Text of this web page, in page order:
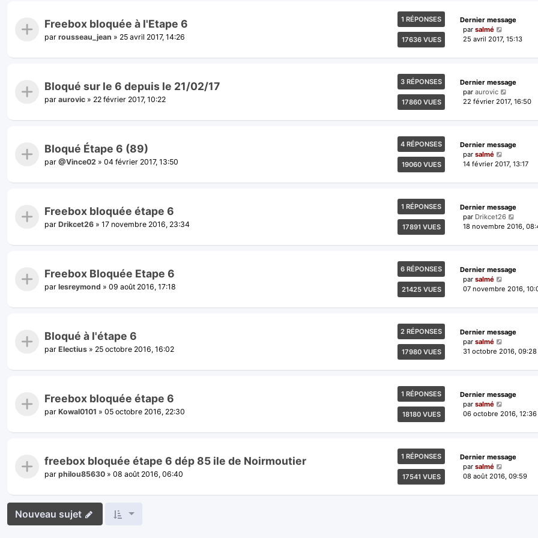
Freebox bloquée à l'Etape 6
par rousseau_jean » 25 avril 2017, 14:26
1 RÉPONSES
17636 VUES
Dernier message
par salmé
25 avril 2017, 15:13
Bloqué sur le 6 depuis le 21/02/17
par aurovic » 22 février 2017, 10:22
3 RÉPONSES
17860 VUES
Dernier message
par aurovic
22 février 2017, 16:50
Bloqué Étape 6 (89)
par @Vince02 » 04 février 2017, 13:50
4 RÉPONSES
19060 VUES
Dernier message
par salmé
14 février 2017, 13:17
Freebox bloquée étape 6
par Drikcet26 » 17 novembre 2016, 23:34
1 RÉPONSES
17891 VUES
Dernier message
par Drikcet26
18 novembre 2016,
Freebox Bloquée Etape 6
par lesreymond » 09 août 2016, 17:18
6 RÉPONSES
21425 VUES
Dernier message
par salmé
07 novembre 2016,
Bloqué à l'étape 6
par Electius » 25 octobre 2016, 16:02
2 RÉPONSES
17980 VUES
Dernier message
par salmé
31 octobre 2016, 09:28
Freebox bloquée étape 6
par Kowal0101 » 05 octobre 2016, 22:30
1 RÉPONSES
18180 VUES
Dernier message
par salmé
06 octobre 2016, 12:36
freebox bloquée étape 6 dép 85 ile de Noirmoutier
par philou85630 » 08 août 2016, 06:40
1 RÉPONSES
17541 VUES
Dernier message
par salmé
08 août 2016, 09:59
Nouveau sujet